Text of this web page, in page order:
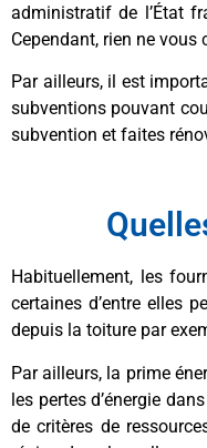
administratif de l’État
Cependant, rien ne
Par ailleurs, il est
subventions pouvant
subvention et faites
Habituellement, les
certaines d’entre elles
depuis la toiture par
Par ailleurs, la prime
les pertes d’énergie
de critères de